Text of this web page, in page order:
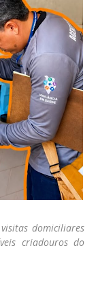
domiciliares
criadouros do